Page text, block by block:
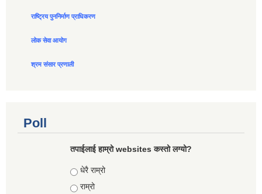
राष्ट्रिय पुननिर्माण प्राधिकरण
लोक सेवा आयोग
श्रम संसार प्रणाली
Poll
तपाईलाई हाम्रो websites कस्तो लग्यो?
Choices
धेरै राम्रो
राम्रो